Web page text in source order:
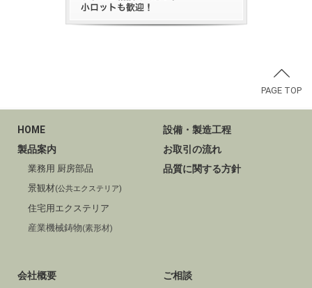
PAGE TOP
HOME
製品案内
業務用 厨房部品
景観材(公共エクステリア)
住宅用エクステリア
産業機械鋳物(素形材)
設備・製造工程
お取引の流れ
品質に関する方針
会社概要 ご相談